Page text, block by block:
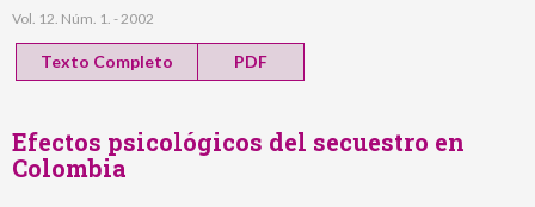
Vol. 12. Núm. 1. - 2002
Texto Completo PDF
Efectos psicológicos del secuestro en
Colombia